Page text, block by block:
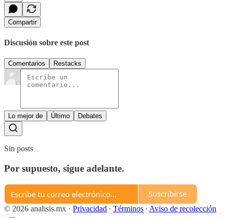
Compartir
Discusión sobre este post
Comentarios Restacks
Lo mejor de Último Debates
Sin posts
Por supuesto, sigue adelante.
Suscribirse
© 2026 analisis.mx · Privacidad ∙ Términos ∙ Aviso de recolección